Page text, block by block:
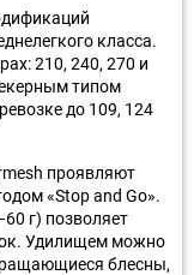
класса.
210, 240, 270 и
типом
до 109, 124
проявляют
«Stop and Go».
г) позволяет
Удилищем можно
блесны,